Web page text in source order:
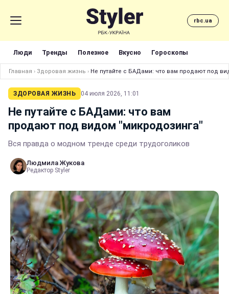
rbc.ua
Люди Тренды Полезное Вкусно Гороскопы
Главная › Здоровая жизнь › Не путайте с БАДами: что вам продают под
ЗДОРОВАЯ ЖИЗНЬ 04 июля 2026, 11:01
Не путайте с БАДами: что вам
продают под видом "микродозинга"
Вся правда о модном тренде среди трудоголиков
Людмила Жукова
Редактор Styler